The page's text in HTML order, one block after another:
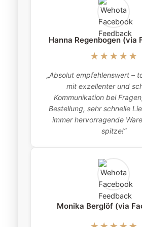
Hanna Regenbogen (via
★★★★★
„Absolut empfehlenswert –
mit exzellenter und
Kommunikation bei
Bestellung, sehr schnelle
immer hervorragende
spitze!“
Monika Berglöf (via